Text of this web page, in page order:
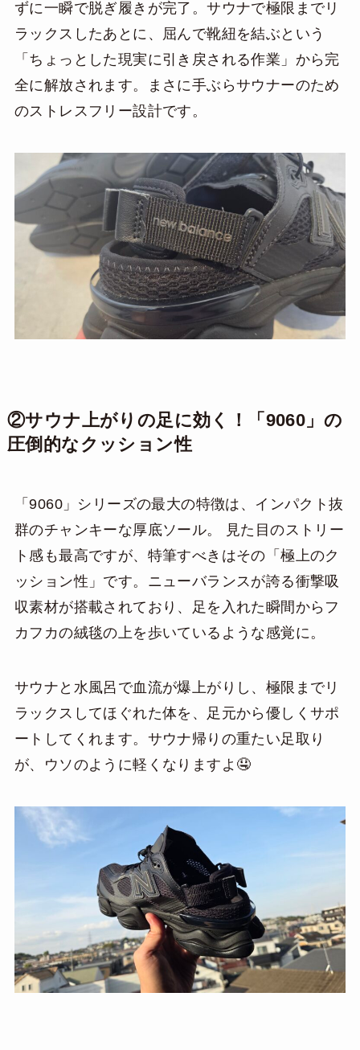
ずに一瞬で脱ぎ履きが完了。サウナで極限までリ
ラックスしたあとに、屈んで靴紐を結ぶという
「ちょっとした現実に引き戻される作業」から完
全に解放されます。まさに手ぶらサウナーのため
のストレスフリー設計です。
②サウナ上がりの足に効く！「9060」の
圧倒的なクッション性
「9060」シリーズの最大の特徴は、インパクト抜
群のチャンキーな厚底ソール。 見た目のストリー
ト感も最高ですが、特筆すべきはその「極上のク
ッション性」です。ニューバランスが誇る衝撃吸
収素材が搭載されており、足を入れた瞬間からフ
カフカの絨毯の上を歩いているような感覚に。
サウナと水風呂で血流が爆上がりし、極限までリ
ラックスしてほぐれた体を、足元から優しくサポ
ートしてくれます。サウナ帰りの重たい足取り
が、ウソのように軽くなりますよ🤤